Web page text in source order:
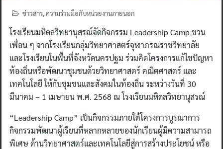
ข่าวสาร,ความร่วมมือกับหน่วยงานภายนอก
โรงเรียนมหิดลวิทยานุสรณ์จัดกิจกรรม Leadership Camp ชวน
เพื่อน ๆ จากโรงเรียนกลุ่มวิทยาศาสตร์จุฬาภรณราชวิทยาลัย
และโรงเรียนในพื้นที่จังหวัดนครปฐม ร่วมคิดโครงการแก้ไขปัญหา
ท้องถิ่นหรือพัฒนาชุมชนด้วยวิทยาศาสตร์ คณิตศาสตร์ และ
เทคโนโลยี ให้กับชุมชนและสังคมในท้องถิ่น ระหว่างวันที่ 30
มีนาคม – 1 เมษายน พ.ศ. 2568 ณ โรงเรียนมหิดลวิทยานุสรณ์
“Leadership Camp” เป็นกิจกรรมภายใต้โครงการบูรณาการ
กิจกรรมพัฒนาผู้เรียนที่หลากหลายของนักเรียนผู้มีความสามารถ
พิเศษ ด้านวิทยาศาสตร์และเทคโนโลยีสู่การสร้างประโยชน์ หรือ